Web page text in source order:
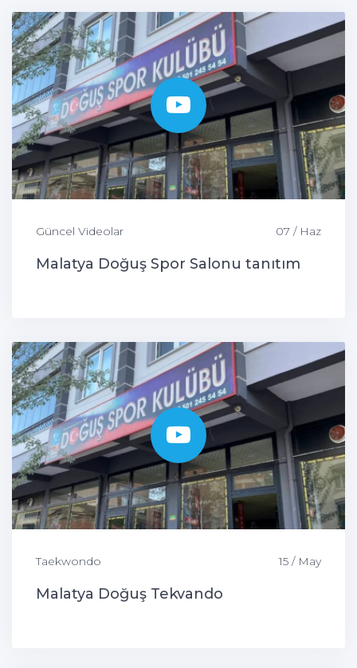
Güncel Videolar 07 / Haz
Malatya Doğuş Spor Salonu tanıtım
Taekwondo 15 / May
Malatya Doğuş Tekvando